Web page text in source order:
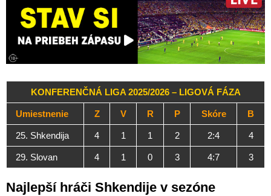
KONFERENČNÁ LIGA 2025/2026 – LIGOVÁ FÁZA
Umiestnenie Z V R P Skóre B
25. Shkendija 4 1 1 2 2:4 4
29. Slovan 4 1 0 3 4:7 3
Najlepší hráči Shkendije v sezóne